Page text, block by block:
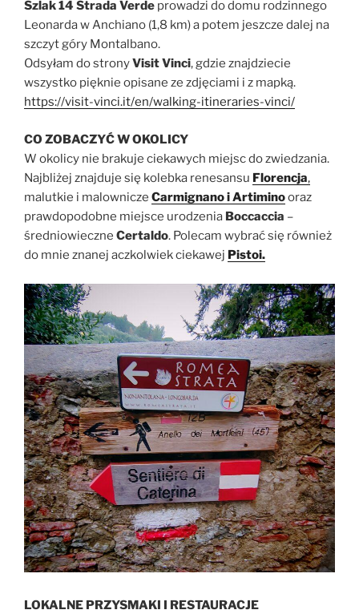
Szlak 14 Strada Verde prowadzi do domu rodzinnego
Leonarda w Anchiano (1,8 km) a potem jeszcze dalej na
szczyt góry Montalbano.
Odsyłam do stronyVisit Vinci, gdzie znajdziecie
wszystko pięknie opisane ze zdjęciami i z mapką.
https://visit-vinci.it/en/walking-itineraries-vinci/
CO ZOBACZYĆ W OKOLICY
W okolicy nie brakuje ciekawych miejsc do zwiedzania.
Najbliżej znajduje się kolebka renesansu Florencja,
malutkie i malownicze Carmignano i Artiminooraz
prawdopodobne miejsce urodzenia Boccaccia –
średniowieczne Certaldo. Polecam wybrać się również
do mnie znanej aczkolwiek ciekawej Pistoi.
LOKALNE PRZYSMAKI I RESTAURACJE